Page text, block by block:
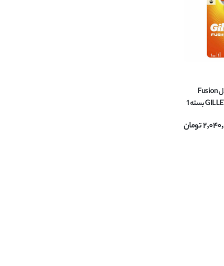
خود تراش 5 لبه مدل Fusion
(فیوژن) ژیلت GILLETTE بسته 1
تومان